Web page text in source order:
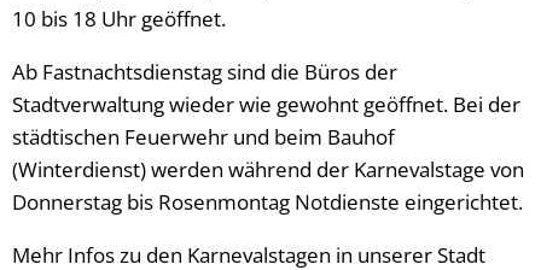
10 bis 18 Uhr geöffnet.
Ab Fastnachtsdienstag sind die Büros der
Stadtverwaltung wieder wie gewohnt geöffnet. Bei der
städtischen Feuerwehr und beim Bauhof
(Winterdienst) werden während der Karnevalstage von
Donnerstag bis Rosenmontag Notdienste eingerichtet.
Mehr Infos zu den Karnevalstagen in unserer Stadt